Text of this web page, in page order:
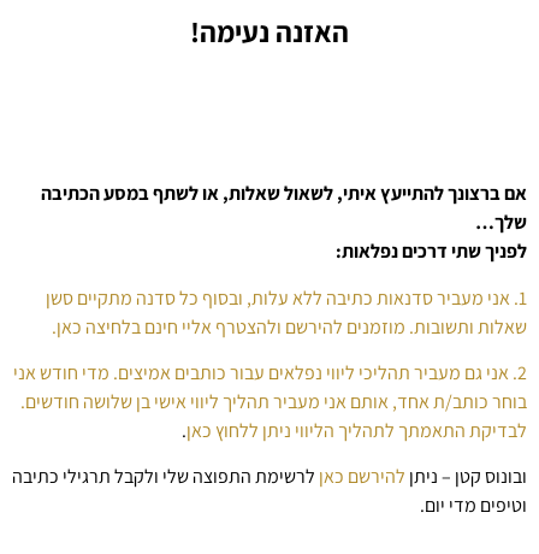
האזנה נעימה!
אם ברצונך להתייעץ איתי, לשאול שאלות, או לשתף במסע הכתיבה
שלך…
לפניך שתי דרכים נפלאות:
1. אני מעביר סדנאות כתיבה ללא עלות, ובסוף כל סדנה מתקיים סשן
שאלות ותשובות. מוזמנים להירשם ולהצטרף אליי חינם בלחיצה כאן.
2. אני גם מעביר תהליכי ליווי נפלאים עבור כותבים אמיצים. מדי חודש אני
בוחר כותב/ת אחד, אותם אני מעביר תהליך ליווי אישי בן שלושה חודשים.
לבדיקת התאמתך לתהליך הליווי ניתן ללחוץ כאן.
ובונוס קטן – ניתן להירשם כאן לרשימת התפוצה שלי ולקבל תרגילי כתיבה
וטיפים מדי יום.